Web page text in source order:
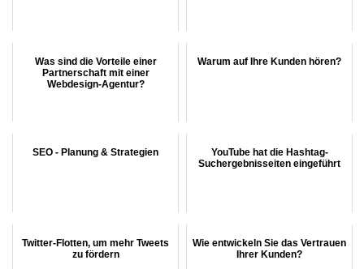
Was sind die Vorteile einer
Partnerschaft mit einer
Webdesign-Agentur?
Warum auf Ihre Kunden hören?
SEO - Planung & Strategien
YouTube hat die Hashtag-
Suchergebnisseiten eingeführt
Twitter-Flotten, um mehr Tweets
zu fördern
Wie entwickeln Sie das Vertrauen
Ihrer Kunden?